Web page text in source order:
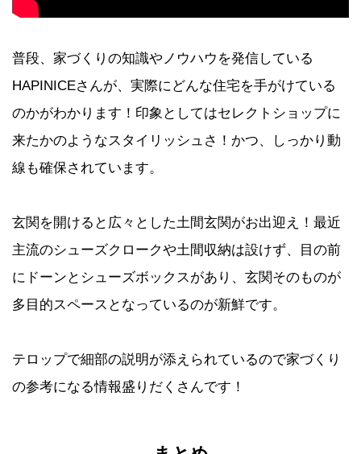
普段、家づくりの知識やノウハウを発信している
HAPINICEさんが、実際にどんな住宅を手がけている
のかがわかります！印象としてはセレクトショップに
来たかのようなスタイリッシュさ！かつ、しっかり動
線も確保されています。
玄関を開けると広々とした土間玄関がお出迎え！最近
主流のシューズクロークや土間収納は設けず、目の前
にドーンとシューズボックスがあり、玄関そのものが
多目的スペースとなっているのが新鮮です。
テロップで細部の説明が添えられているので家づくり
の参考になる情報盛りだくさんです！